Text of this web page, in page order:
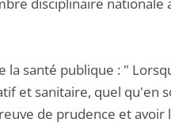
disciplinaire nationale
la santé publique : "
et sanitaire, quel qu'en
de prudence et avoir